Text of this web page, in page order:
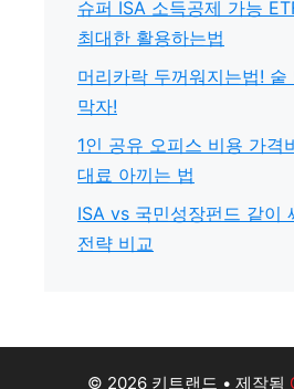
슈퍼 ISA 소득공제 가능
최대한 활용하는법
머리카락 두꺼워지는법! 숱
막자!
1인 공유 오피스 비용 가격
대료 아끼는 법
ISA vs 국민성장펀드 같이
전략 비교
© 2026 키트랜드 • 제작됨